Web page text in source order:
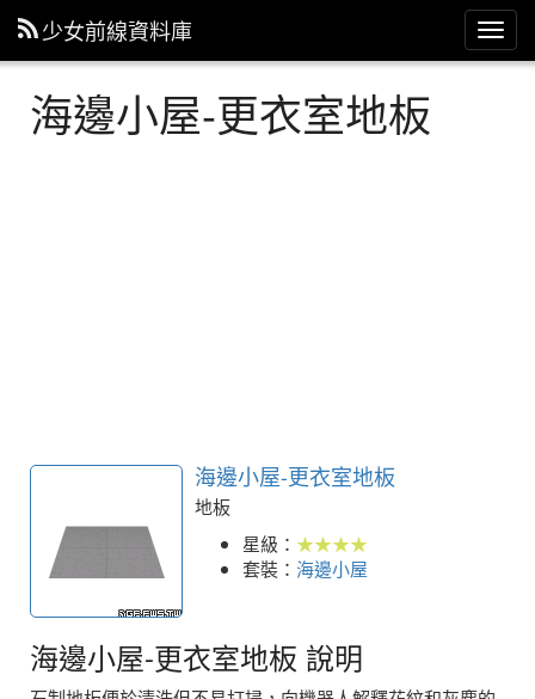
主
選
少女前線資料庫
海邊小屋-更衣室地板
海邊小屋-更衣室地板
地板
星級： ★★★★
套裝： 海邊小屋
海邊小屋-更衣室地板 說明